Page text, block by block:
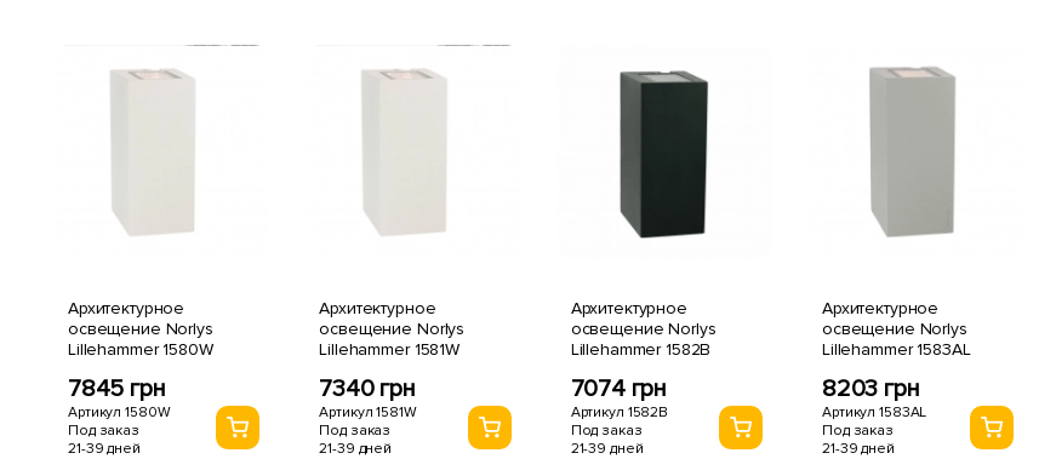
Архитектурное
освещение Norlys
Lillehammer 1580W
7845 грн
Артикул 1580W
Под заказ
21-39 дней
Архитектурное
освещение Norlys
Lillehammer 1581W
7340 грн
Артикул 1581W
Под заказ
21-39 дней
Архитектурное
освещение Norlys
Lillehammer 1582B
7074 грн
Артикул 1582B
Под заказ
21-39 дней
Архитектурное
освещение Norlys
Lillehammer 1583AL
8203 грн
Артикул 1583AL
Под заказ
21-39 дней